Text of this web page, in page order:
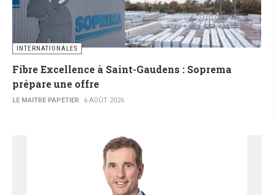
INTERNATIONALES
Fibre Excellence à Saint-Gaudens : Soprema
prépare une offre
LE MAITRE PAPETIER 6 AOÛT 2026